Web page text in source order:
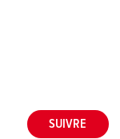
SUIVRE